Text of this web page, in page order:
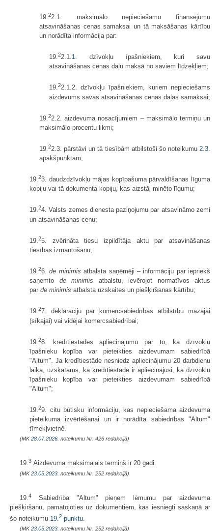
19. 22.1. maksimālo nepieciešamo finansējumu
atsavināšanas cenas samaksai un tā maksāšanas kārtību
un norādīta informācija par:
19.22.1.1. dzīvokļu īpašniekiem, kuri savu
atsavināšanas cenas daļu maksā no saviem līdzekļiem;
19.22.1.2. dzīvokļu īpašniekiem, kuriem nepieciešams
aizdevums savas atsavināšanas cenas daļas samaksai;
19. 22.2. aizdevuma nosacījumiem – maksimālo termiņu un
maksimālo procentu likmi;
19.22.3. pārstāvi un tā tiesībām atbilstoši šo noteikumu 2.3.
apakšpunktam;
19.23. daudzdzīvokļu mājas kopīpašuma pārvaldīšanas līguma
kopiju vai tā dokumenta kopiju, kas aizstāj minēto līgumu;
19.24. Valsts zemes dienesta paziņojumu par atsavināmo zemi
un atsavināšanas cenu;
19.25. zvērināta tiesu izpildītāja aktu par atsavināšanas
tiesības izmantošanu;
19.26.de minimis atbalsta saņēmēji – informāciju par iepriekš
saņemto de minimis atbalstu, ievērojot normatīvos aktus
par de minimis atbalsta uzskaites un piešķiršanas kārtību;
19.27. deklarāciju par komercsabiedrības atbilstību mazajai
(sīkajai) vai vidējai komercsabiedrībai;
19.28. kredītiestādes apliecinājumu par to, ka dzīvokļu
īpašnieku kopība var pieteikties aizdevumam sabiedrībā
"Altum". Ja kredītiestāde nesniedz apliecinājumu 20 darbdienu
laikā, uzskatāms, ka kredītiestāde ir apliecinājusi, ka dzīvokļu
īpašnieku kopība var pieteikties aizdevumam sabiedrībā
"Altum";
19.29. citu būtisku informāciju, kas nepieciešama aizdevuma
pieteikuma izvērtēšanai un ir norādīta sabiedrības "Altum"
tīmekļvietnē.
(MK28.07.2026. noteikumu Nr. 426 redakcijā)
19.3 Aizdevuma maksimālais termiņš ir 20 gadi.
(MK23.05.2023. noteikumu Nr. 252 redakcijā)
19.4
Sabiedrība "Altum" pieņem lēmumu par aizdevuma
piešķiršanu, pamatojoties uz dokumentiem, kas iesniegti saskaņā ar
šo noteikumu 19.2 punktu.
(MK23.05.2023. noteikumu Nr. 252 redakcijā)